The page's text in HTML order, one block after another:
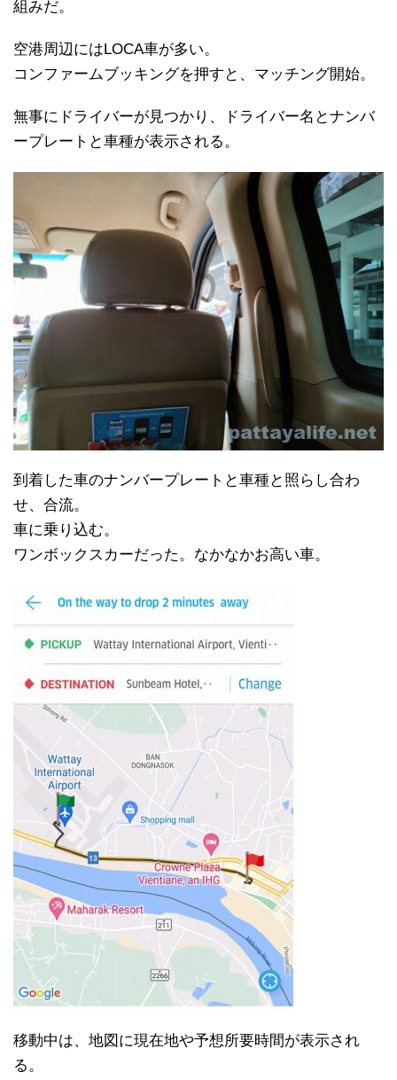
組みだ。
空港周辺にはLOCA車が多い。
コンファームブッキングを押すと、マッチング開始。
無事にドライバーが見つかり、ドライバー名とナンバ
ープレートと車種が表示される。
到着した車のナンバープレートと車種と照らし合わ
せ、合流。
車に乗り込む。
ワンボックスカーだった。なかなかお高い車。
移動中は、地図に現在地や予想所要時間が表示され
る。